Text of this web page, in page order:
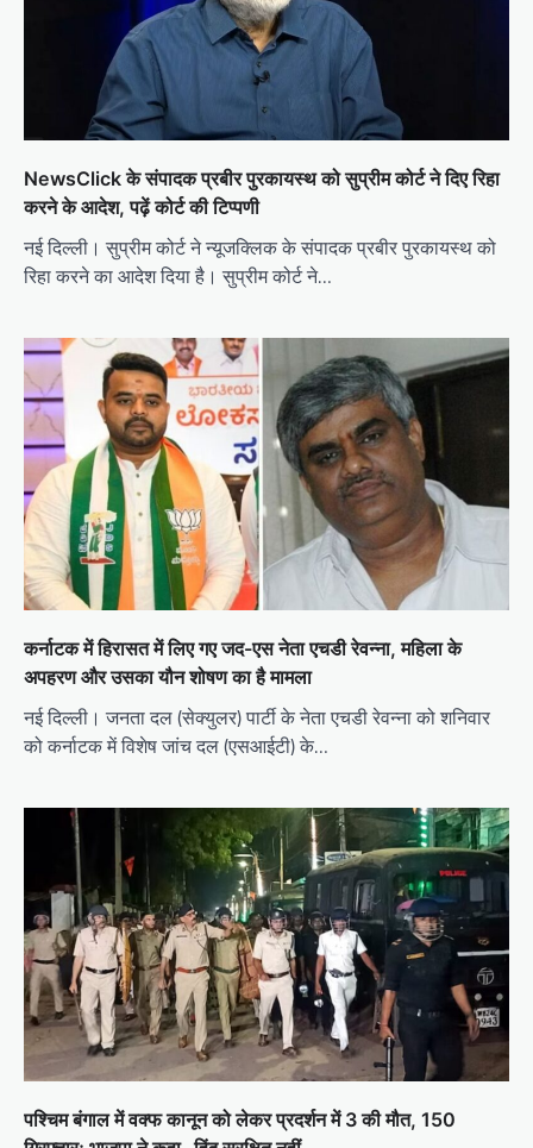
NewsClick के संपादक प्रबीर पुरकायस्थ को सुप्रीम कोर्ट ने दिए रिहा
करने के आदेश, पढ़ें कोर्ट की टिप्पणी
नई दिल्ली। सुप्रीम कोर्ट ने न्यूजक्लिक के संपादक प्रबीर पुरकायस्थ को
रिहा करने का आदेश दिया है। सुप्रीम कोर्ट ने…
कर्नाटक में हिरासत में लिए गए जद-एस नेता एचडी रेवन्ना, महिला के
अपहरण और उसका यौन शोषण का है मामला
नई दिल्ली। जनता दल (सेक्युलर) पार्टी के नेता एचडी रेवन्ना को शनिवार
को कर्नाटक में विशेष जांच दल (एसआईटी) के…
पश्चिम बंगाल में वक्फ कानून को लेकर प्रदर्शन में 3 की मौत, 150